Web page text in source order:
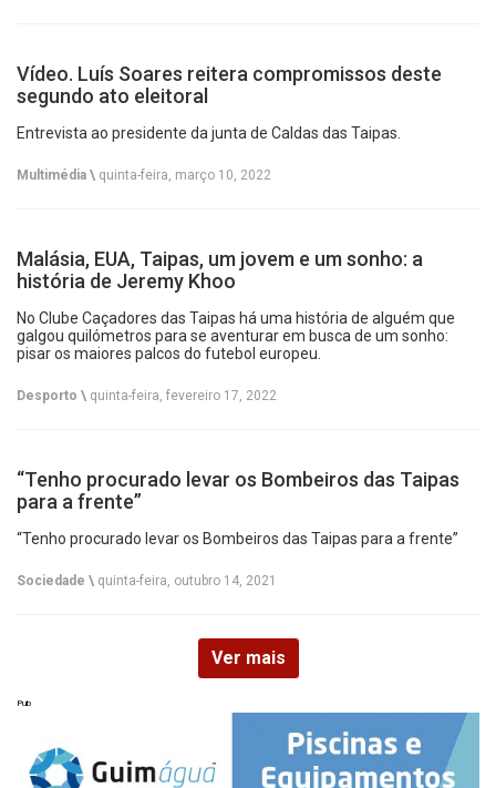
Vídeo. Luís Soares reitera compromissos deste
segundo ato eleitoral
Entrevista ao presidente da junta de Caldas das Taipas.
Multimédia \ quinta-feira, março 10, 2022
Malásia, EUA, Taipas, um jovem e um sonho: a
história de Jeremy Khoo
No Clube Caçadores das Taipas há uma história de alguém que
galgou quilómetros para se aventurar em busca de um sonho:
pisar os maiores palcos do futebol europeu.
Desporto \ quinta-feira, fevereiro 17, 2022
“Tenho procurado levar os Bombeiros das Taipas
para a frente”
“Tenho procurado levar os Bombeiros das Taipas para a frente”
Sociedade \ quinta-feira, outubro 14, 2021
Ver mais
Pub